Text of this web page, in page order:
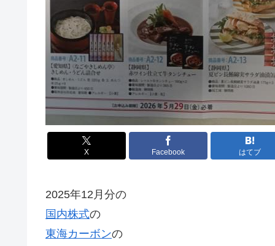
X Facebook はてブ
2025年12月分の
国内株式の
東海カーボンの